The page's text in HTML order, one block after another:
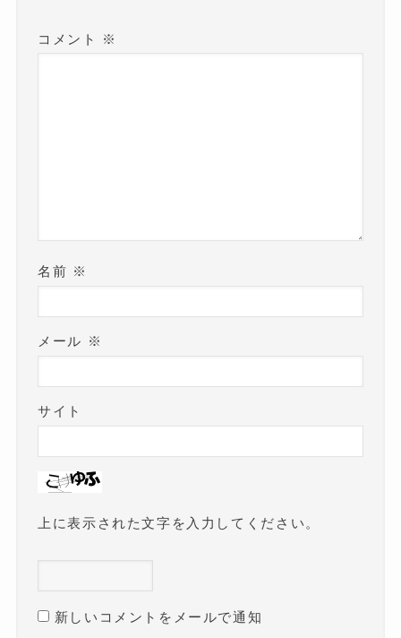
コメント ※
名前 ※
メール ※
サイト
上に表示された文字を入力してください。
新しいコメントをメールで通知